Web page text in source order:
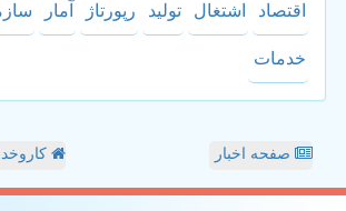
اقتصاد اشتغال تولید رپورتاژ آمار
خدمات
صفحه اخبار